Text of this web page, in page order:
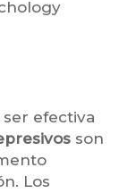
efectiva
son
Los